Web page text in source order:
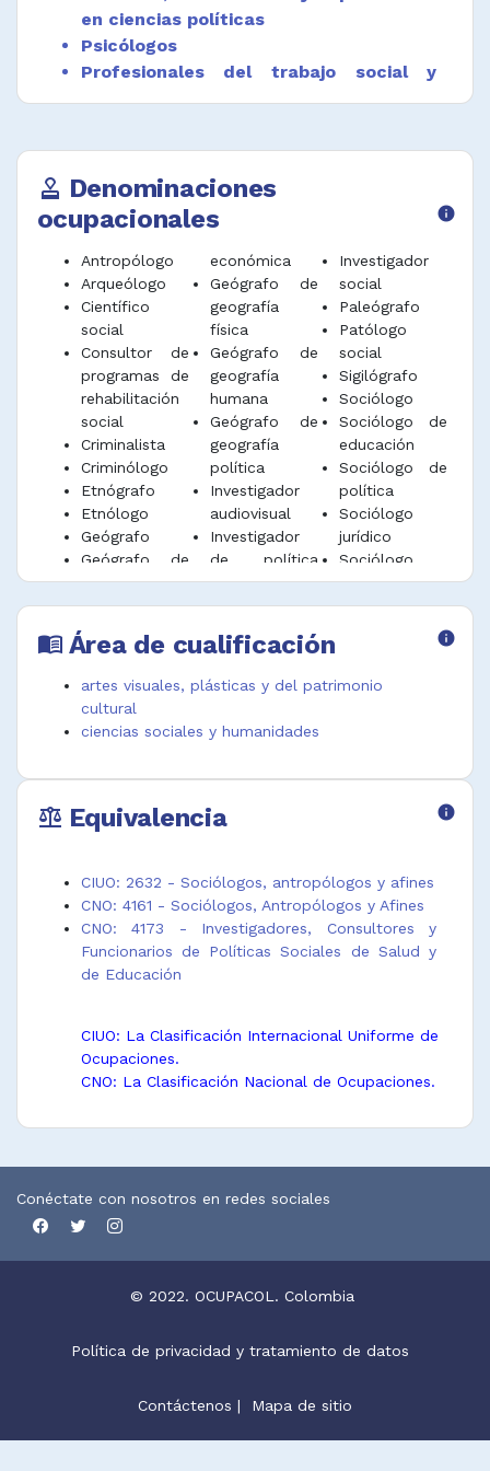
Desarrollar investigaciones para la
construcción de guiones museológicos y
curatoriales.
características físicas, institucionales,
culturales, sociales y del territorio.
cultural en sociedades, comunidades, grupos
sociales.
Estudiar e investigar sobre el desarrollo, la
estructura, los patrones y pautas sociales, de
los grupos étnicos, mestizos, campesinos,
organizaciones sociales y civiles humana.
Desempeñar funciones afines.
en ciencias políticas
Psicólogos
Profesionales del trabajo social y
consejeros
comunitarios
approval Denominaciones
ocupacionales
info
Antropólogo
Arqueólogo
Científico
social
Consultor de
programas de
rehabilitación
social
Criminalista
Criminólogo
Etnógrafo
Etnólogo
Geógrafo
Geógrafo de
geografía
económica
Geógrafo de
geografía
física
Geógrafo de
geografía
humana
Geógrafo de
geografía
política
Investigador
audiovisual
Investigador
de política
social
Investigador
social
Paleógrafo
Patólogo
social
Sigilógrafo
Sociólogo
Sociólogo de
educación
Sociólogo de
política
Sociólogo
jurídico
Sociólogo
laboral
menu_book Área de cualificación info
artes visuales, plásticas y del patrimonio
cultural
ciencias sociales y humanidades
balance Equivalencia info
CIUO: 2632 - Sociólogos, antropólogos y afines
CNO: 4161 - Sociólogos, Antropólogos y Afines
CNO: 4173 - Investigadores, Consultores y
Funcionarios de Políticas Sociales de Salud y
de Educación
CIUO: La Clasificación Internacional Uniforme de
Ocupaciones.
CNO: La Clasificación Nacional de Ocupaciones.
Conéctate con nosotros en redes sociales
© 2022. OCUPACOL. Colombia
Política de privacidad y tratamiento de datos
Contáctenos | Mapa de sitio